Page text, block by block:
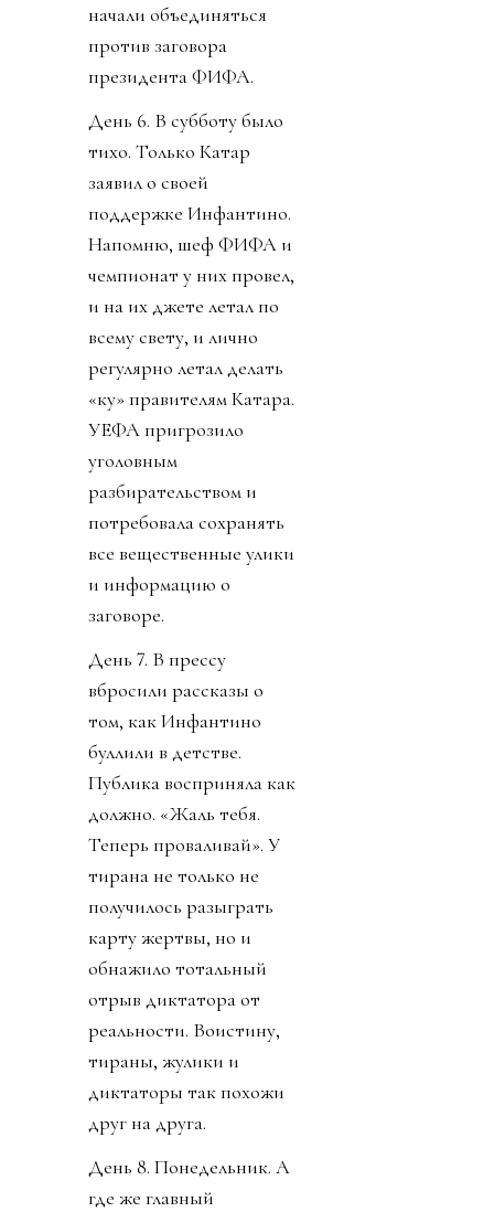
начали объединяться
против заговора
президента ФИФА.
День 6. В субботу было
тихо. Только Катар
заявил о своей
поддержке Инфантино.
Напомню, шеф ФИФА и
чемпионат у них провел,
и на их джете летал по
всему свету, и лично
регулярно летал делать
«ку» правителям Катара.
УЕФА пригрозило
уголовным
разбирательством и
потребовала сохранять
все вещественные улики
и информацию о
заговоре.
День 7. В прессу
вбросили рассказы о
том, как Инфантино
буллили в детстве.
Публика восприняла как
должно. «Жаль тебя.
Теперь проваливай». У
тирана не только не
получилось разыграть
карту жертвы, но и
обнажило тотальный
отрыв диктатора от
реальности. Воистину,
тираны, жулики и
диктаторы так похожи
друг на друга.
День 8. Понедельник. А
где же главный